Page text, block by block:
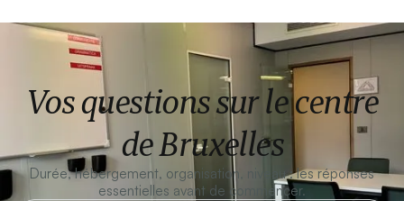
Vos questions sur le centre
de Bruxelles
Durée, hébergement, organisation, niveau : les réponses
essentielles avant de commencer.